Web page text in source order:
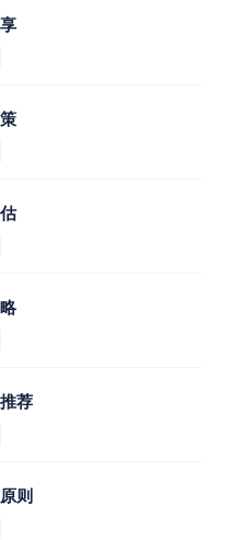
荐
则